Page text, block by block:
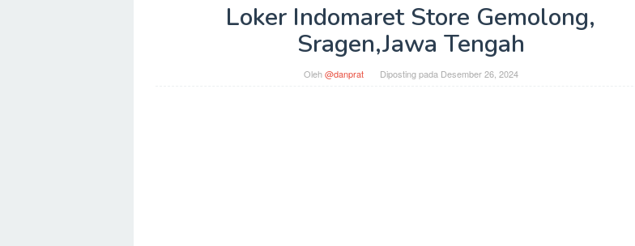
Loker Indomaret Store Gemolong,
Sragen,Jawa Tengah
Oleh@danprat Diposting pada Desember 26, 2024